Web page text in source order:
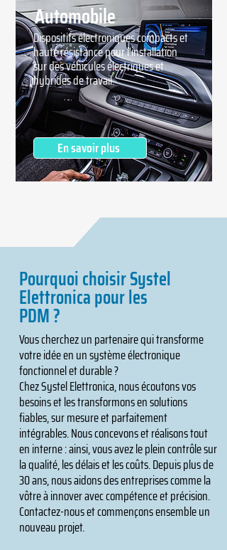
Automobile
Dispositifs électroniques compacts et
haute résistance pour l'installation
sur des véhicules électriques et
hybrides de travail.
En savoir plus
Pourquoi choisir Systel
Elettronica pour les
PDM ?
Vous cherchez un partenaire qui transforme
votre idée en un système électronique
fonctionnel et durable ?
Chez Systel Elettronica, nous écoutons vos
besoins et les transformons en solutions
fiables, sur mesure et parfaitement
intégrables. Nous concevons et réalisons tout
en interne : ainsi, vous avez le plein contrôle sur
la qualité, les délais et les coûts. Depuis plus de
30 ans, nous aidons des entreprises comme la
vôtre à innover avec compétence et précision.
Contactez-nous et commençons ensemble un
nouveau projet.